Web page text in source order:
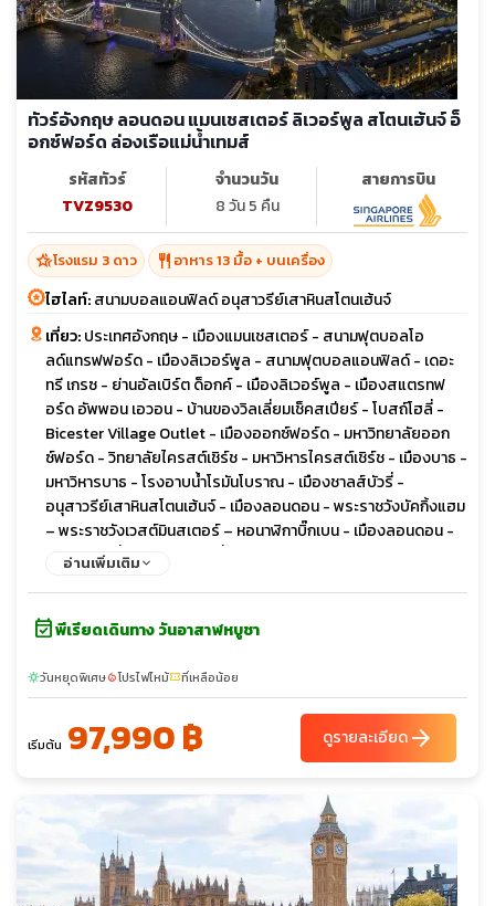
ทัวร์อังกฤษ ลอนดอน แมนเชสเตอร์ ลิเวอร์พูล สโตนเฮ้นจ์ อ็
อกซ์ฟอร์ด ล่องเรือแม่น้ำเทมส์
รหัสทัวร์
TVZ9530
จำนวนวัน
8 วัน 5 คืน
สายการบิน
hotel_classโรงแรม 3 ดาว restaurant อาหาร 13 มื้อ + บนเครื่อง
ไฮไลท์:สนามบอลแอนฟิลด์ อนุสาวรีย์เสาหินสโตนเฮ้นจ์
เที่ยว:ประเทศอังกฤษ - เมืองแมนเชสเตอร์ - สนามฟุตบอลโอ
ลด์แทรฟฟอร์ด - เมืองลิเวอร์พูล - สนามฟุตบอลแอนฟิลด์ - เดอะ
ทรี เกรซ - ย่านอัลเบิร์ต ด็อกค์ - เมืองลิเวอร์พูล - เมืองสแตรทฟ
อร์ด อัพพอน เอวอน - บ้านของวิลเลี่ยมเช็คสเปียร์ - โบสถ์โฮลี่ -
Bicester Village Outlet - เมืองออกซ์ฟอร์ด - มหาวิทยาลัยออก
ซ์ฟอร์ด - วิทยาลัยไครสต์เชิร์ช - มหาวิหารไครสต์เชิร์ช - เมืองบาธ -
มหาวิหารบาธ - โรงอาบน้ำโรมันโบราณ - เมืองชาลส์บัวรี่ -
อนุสาวรีย์เสาหินสโตนเฮ้นจ์ - เมืองลอนดอน - พระราชวังบัคกิ้งแฮม
– พระราชวังเวสต์มินสเตอร์ – หอนาฬิกาบิ๊กเบน - เมืองลอนดอน -
อิสระท่องเที่ยวหรือพักผ่อนที่เมืองลอนดอนตามอัธยาศัยแบบเต็มวัน
อ่านเพิ่มเติม
event_availableพีเรียดเดินทาง วันอาสาฬหบูชา
sunnyวันหยุดพิเศษlocal_fire_departmentโปรไฟไหม้confirmation_numberที่เหลือน้อย
เริ่มต้น 97,990 ฿ ดูรายละเอียดarrow_forward